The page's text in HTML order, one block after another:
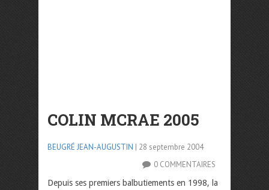
COLIN MCRAE 2005
BEUGRÉ JEAN-AUGUSTIN | 28 septembre 2004
0 COMMENTAIRES
Depuis ses premiers balbutiements en 1998, la